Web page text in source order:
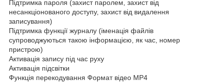
Підтримка пароля (захист паролем, захист від
несанкціонованого доступу, захист від видалення
записування)
Підтримка функції журналу (іменація файлів
супроводжуються такою інформацією, як час, номер
пристрою)
Активація запису під час руху
Активація підсвітки
Функція перекодування Формат відео MP4